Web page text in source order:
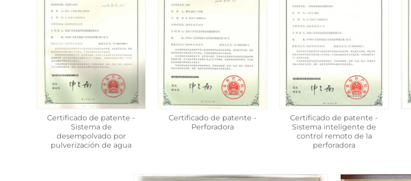
Certificado de patente -
Sistema de
desempolvado por
pulverización de agua
Certificado de patente -
Perforadora
Certificado de patente -
Sistema inteligente de
control remoto de la
perforadora